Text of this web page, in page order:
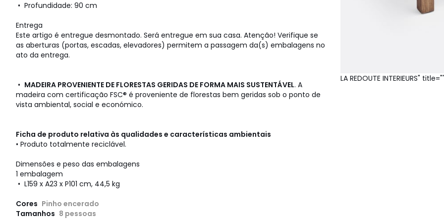
• Profundidade: 90 cm
Entrega
Este artigo é entregue desmontado. Será entregue em sua casa. Atenção! Verifique se
as aberturas (portas, escadas, elevadores) permitem a passagem da(s) embalagens no
ato da entrega.
• MADEIRA PROVENIENTE DE FLORESTAS GERIDAS DE FORMA MAIS SUSTENTÁVEL. A
madeira com certificação FSC® é proveniente de florestas bem geridas sob o ponto de
vista ambiental, social e económico.
Ficha de produto relativa às qualidades e características ambientais
• Produto totalmente reciclável.
Dimensões e peso das embalagens
1 embalagem
• L159 x A23 x P101 cm, 44,5 kg
Cores Pinho encerado
Tamanhos 8 pessoas
LA REDOUTE INTERIEURS"